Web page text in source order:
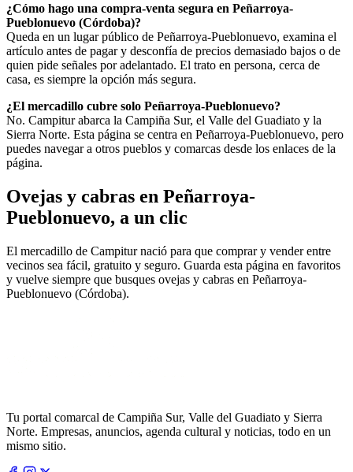
¿Cómo hago una compra-venta segura en Peñarroya-
Pueblonuevo (Córdoba)?
Queda en un lugar público de Peñarroya-Pueblonuevo, examina el
artículo antes de pagar y desconfía de precios demasiado bajos o de
quien pide señales por adelantado. El trato en persona, cerca de
casa, es siempre la opción más segura.
¿El mercadillo cubre solo Peñarroya-Pueblonuevo?
No. Campitur abarca la Campiña Sur, el Valle del Guadiato y la
Sierra Norte. Esta página se centra en Peñarroya-Pueblonuevo, pero
puedes navegar a otros pueblos y comarcas desde los enlaces de la
página.
Ovejas y cabras en Peñarroya-
Pueblonuevo, a un clic
El mercadillo de Campitur nació para que comprar y vender entre
vecinos sea fácil, gratuito y seguro. Guarda esta página en favoritos
y vuelve siempre que busques ovejas y cabras en Peñarroya-
Pueblonuevo (Córdoba).
Tu portal comarcal de Campiña Sur, Valle del Guadiato y Sierra
Norte. Empresas, anuncios, agenda cultural y noticias, todo en un
mismo sitio.